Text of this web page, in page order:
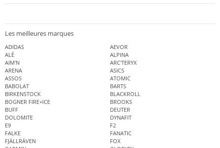
Les meilleures marques
ADIDAS
AEVOR
ALÉ
ALPINA
AIM'N
ARC'TERYX
ARENA
ASICS
ASSOS
ATOMIC
BABOLAT
BARTS
BIRKENSTOCK
BLACKROLL
BOGNER FIRE+ICE
BROOKS
BUFF
DEUTER
DOLOMITE
DYNAFIT
E9
F2
FALKE
FANATIC
FJÄLLRÄVEN
FOX